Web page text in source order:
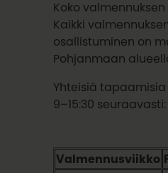
Koko
Kaikki
osallistuminen on
Pohjanmaan
Yhteisiä tapaamisia
9–15:30 seuraavasti:
Valmennusviikko